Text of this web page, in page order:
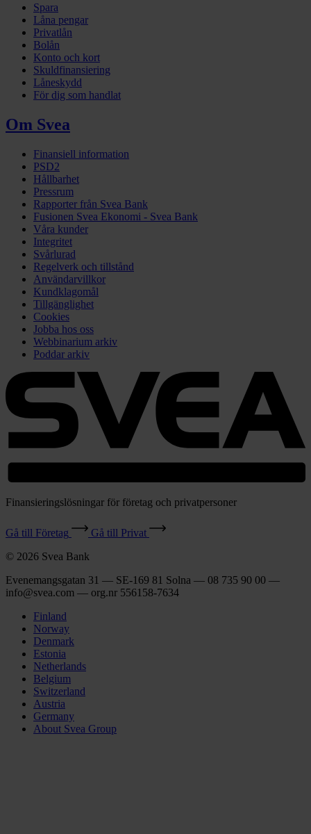
Spara
Låna pengar
Privatlån
Bolån
Konto och kort
Skuldfinansiering
Låneskydd
För dig som handlat
Om Svea
Finansiell information
PSD2
Hållbarhet
Pressrum
Rapporter från Svea Bank
Fusionen Svea Ekonomi - Svea Bank
Våra kunder
Integritet
Svårlurad
Regelverk och tillstånd
Användarvillkor
Kundklagomål
Tillgänglighet
Cookies
Jobba hos oss
Webbinarium arkiv
Poddar arkiv
Finansieringslösningar för företag och privatpersoner
Gå till Företag
Gå till Privat
© 2026 Svea Bank
Evenemangsgatan 31 — SE-169 81 Solna — 08 735 90 00 —
info@svea.com — org.nr 556158‑7634
Finland
Norway
Denmark
Estonia
Netherlands
Belgium
Switzerland
Austria
Germany
About Svea Group